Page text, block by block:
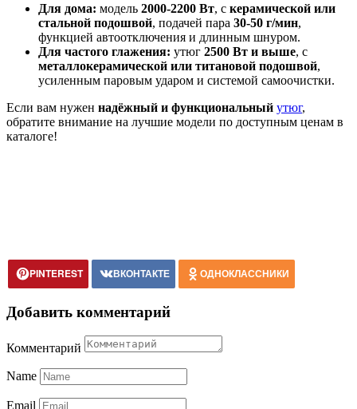
Для дома: модель 2000-2200 Вт, с керамической или
стальной подошвой, подачей пара 30-50 г/мин,
функцией автоотключения и длинным шнуром.
Для частого глажения: утюг 2500 Вт и выше, с
металлокерамической или титановой подошвой,
усиленным паровым ударом и системой самоочистки.
Если вам нужен надёжный и функциональный утюг,
обратите внимание на лучшие модели по доступным ценам в
каталоге!
PINTEREST ВКОНТАКТЕ ОДНОКЛАССНИКИ
Добавить комментарий
Комментарий
Name
Email